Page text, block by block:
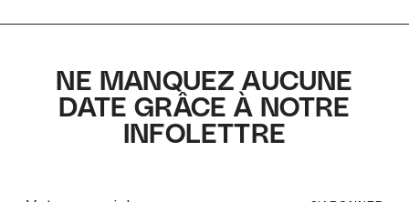
NE MANQUEZ AUCUNE
DATE GRÂCE À NOTRE
INFOLETTRE